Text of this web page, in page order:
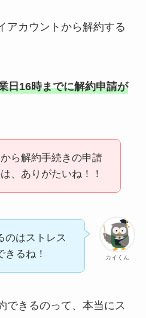
アカウントから解約する
日16時までに解約申請が
ら解約手続きの申請
、ありがたいね！！
カイくん
のはストレス
きるね！
できるのって、本当にス